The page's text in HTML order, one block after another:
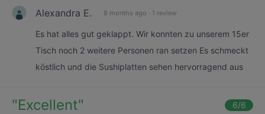
Alexandra E. 8 months ago · 1 review
Es hat alles gut geklappt. Wir konnten zu unserem 15er
Tisch noch 2 weitere Personen ran setzen Es schmeckt
köstlich und die Sushiplatten sehen hervorragend aus
"Excellent" 6/6